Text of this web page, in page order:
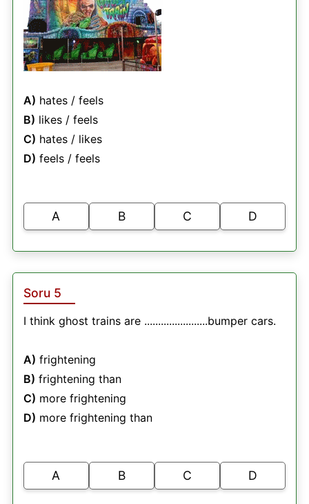
A) hates / feels
B) likes / feels
C) hates / likes
D) feels / feels
A B C D
Soru 5
I think ghost trains are .......................bumper cars.
A) frightening
B) frightening than
C) more frightening
D) more frightening than
A B C D